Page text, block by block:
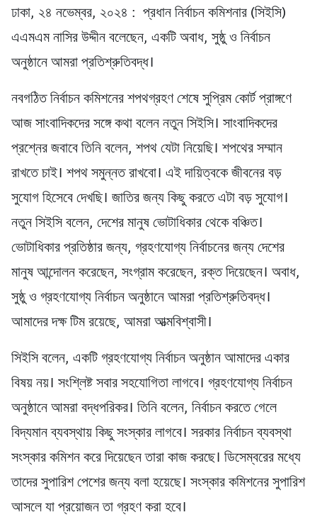
ঢাকা, ২৪ নভেম্বর, ২০২৪ : প্রধান নির্বাচন কমিশনার (সিইসি)
এএমএম নাসির উদ্দীন বলেছেন, একটি অবাধ, সুষ্ঠু ও নির্বাচন
অনুষ্ঠানে আমরা প্রতিশ্রুতিবদ্ধ।
নবগঠিত নির্বাচন কমিশনের শপথগ্রহণ শেষে সুপ্রিম কোর্ট প্রাঙ্গণে
আজ সাংবাদিকদের সঙ্গে কথা বলেন নতুন সিইসি। সাংবাদিকদের
প্রশ্নের জবাবে তিনি বলেন, শপথ যেটা নিয়েছি। শপথের সম্মান
রাখতে চাই। শপথ সমুন্নত রাখবো। এই দায়িত্বকে জীবনের বড়
সুযোগ হিসেবে দেখছি। জাতির জন্য কিছু করতে এটা বড় সুযোগ।
নতুন সিইসি বলেন, দেশের মানুষ ভোটাধিকার থেকে বঞ্চিত।
ভোটাধিকার প্রতিষ্ঠার জন্য, গ্রহণযোগ্য নির্বাচনের জন্য দেশের
মানুষ আন্দোলন করেছেন, সংগ্রাম করেছেন, রক্ত দিয়েছেন। অবাধ,
সুষ্ঠু ও গ্রহণযোগ্য নির্বাচন অনুষ্ঠানে আমরা প্রতিশ্রুতিবদ্ধ।
আমাদের দক্ষ টিম রয়েছে, আমরা আত্মবিশ্বাসী।
সিইসি বলেন, একটি গ্রহণযোগ্য নির্বাচন অনুষ্ঠান আমাদের একার
বিষয় নয়। সংশ্লিষ্ট সবার সহযোগিতা লাগবে। গ্রহণযোগ্য নির্বাচন
অনুষ্ঠানে আমরা বদ্ধপরিকর। তিনি বলেন, নির্বাচন করতে গেলে
বিদ্যমান ব্যবস্থায় কিছু সংস্কার লাগবে। সরকার নির্বাচন ব্যবস্থা
সংস্কার কমিশন করে দিয়েছেন তারা কাজ করছে। ডিসেম্বরের মধ্যে
তাদের সুপারিশ পেশের জন্য বলা হয়েছে। সংস্কার কমিশনের সুপারিশ
আসলে যা প্রয়োজন তা গ্রহণ করা হবে।